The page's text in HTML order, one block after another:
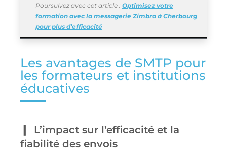
Poursuivez avec cet article : Optimisez votre
formation avec la messagerie Zimbra à Cherbourg
pour plus d’efficacité
Les avantages de SMTP pour
les formateurs et institutions
éducatives
L’impact sur l’efficacité et la
fiabilité des envois